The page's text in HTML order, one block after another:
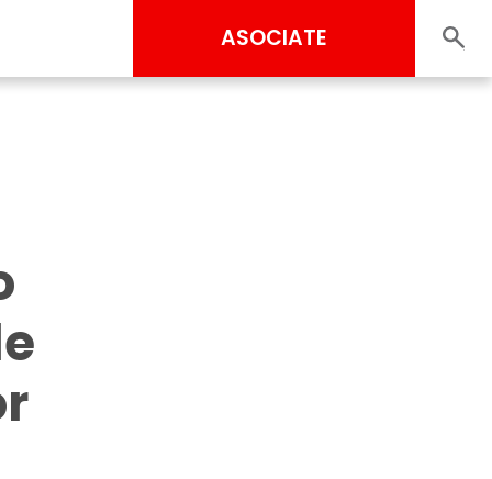
ASOCIATE